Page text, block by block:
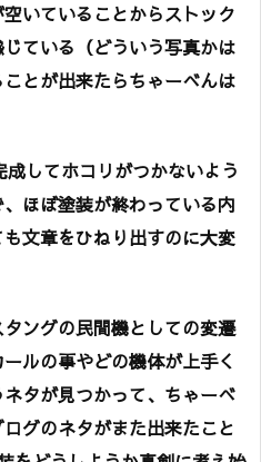
いていることからストック
ている（どういう写真かは
とが出来たらちゃーべんは
してホコリがつかないよう
ほぼ塗装が終わっている内
文章をひねり出すのに大変
ングの民間機としての変遷
ルの事やどの機体が上手く
タが見つかって、ちゃーべ
グのネタがまた出来たこと